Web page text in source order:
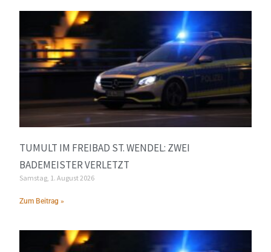
TUMULT IM FREIBAD ST. WENDEL: ZWEI
BADEMEISTER VERLETZT
Samstag, 1. August 2026
Zum Beitrag »